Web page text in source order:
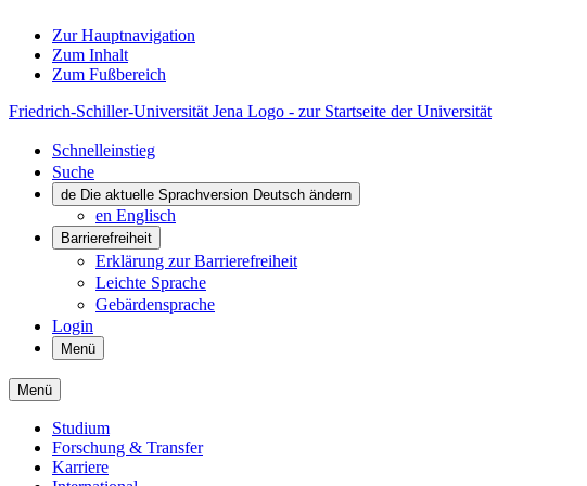
Zur Hauptnavigation
Zum Inhalt
Zum Fußbereich
Friedrich-Schiller-Universität Jena Logo - zur Startseite der Universität
Schnelleinstieg
Suche
de Die aktuelle Sprachversion Deutsch ändern
en Englisch
Barrierefreiheit
Erklärung zur Barrierefreiheit
Leichte Sprache
Gebärdensprache
Login
Menü
Menü
Studium
Forschung & Transfer
Karriere